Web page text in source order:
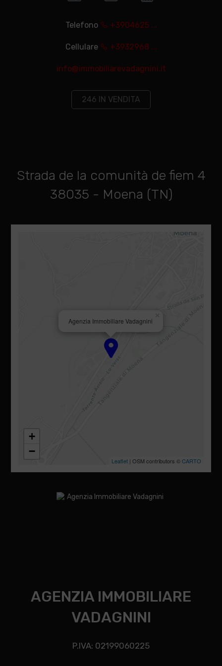
Telefono +3904625 ...
Cellulare +3932968 ...
info@immobiliarevadagnini.it
246 IN VENDITA
Strada de la comunità de fiem 4
38035 - Moena (TN)
Agenzia Immobiliare Vadagnini
+
−
Leaflet | OSM contributors ©CARTO
AGENZIA IMMOBILIARE
VADAGNINI
P.IVA: 02199060225